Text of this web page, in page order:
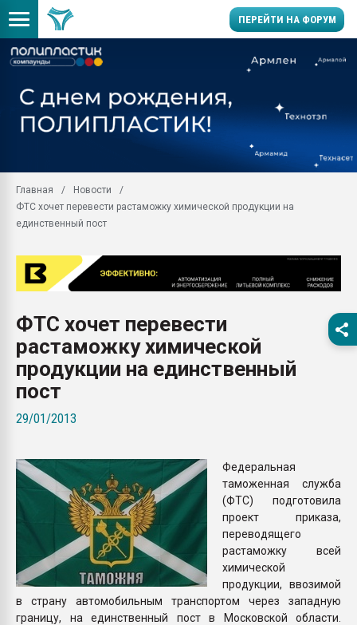
ПЕРЕЙТИ НА ФОРУМ
заводу пластмасс"
28.07.2026
первый план в
28.07.2026
ситуацией на
Всё, что касается
Главная
Новости
ФТС хочет перевести растаможку химической продукции на
единственный пост
ФТС хочет перевести
растаможку химической
продукции на единственный
пост
29/01/2013
Федеральная
таможенная служба
(ФТС) подготовила
проект приказа,
переводящего
растаможку всей
химической
продукции, ввозимой
в страну автомобильным транспортом через западную
границу, на единственный пост в Московской области.